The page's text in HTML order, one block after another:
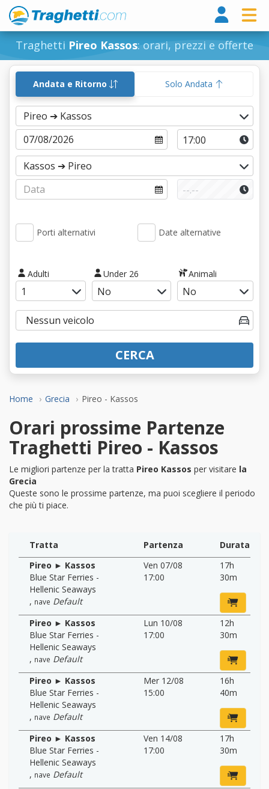
Traghetti Pireo Kassos: orari, prezzi e offerte
Home Grecia Pireo - Kassos
Andata e Ritorno Solo Andata
Porti alternativi Date alternative
Adulti Under 26 Animali
CERCA
Orari prossime Partenze
Traghetti Pireo - Kassos
Le migliori partenze per la tratta Pireo Kassos per visitare la
Grecia
Queste sono le prossime partenze, ma puoi scegliere il periodo
che più ti piace.
Tratta Partenza
Durata
Pireo ► Kassos
Blue Star Ferries -
Hellenic Seaways
, nave Default
Ven 07/08
17:00
17h
30m
Pireo ► Kassos
Blue Star Ferries -
Hellenic Seaways
, nave Default
Lun 10/08
17:00
12h
30m
Pireo ► Kassos
Blue Star Ferries -
Hellenic Seaways
, nave Default
Mer 12/08
15:00
16h
40m
Pireo ► Kassos
Blue Star Ferries -
Hellenic Seaways
, nave Default
Ven 14/08
17:00
17h
30m